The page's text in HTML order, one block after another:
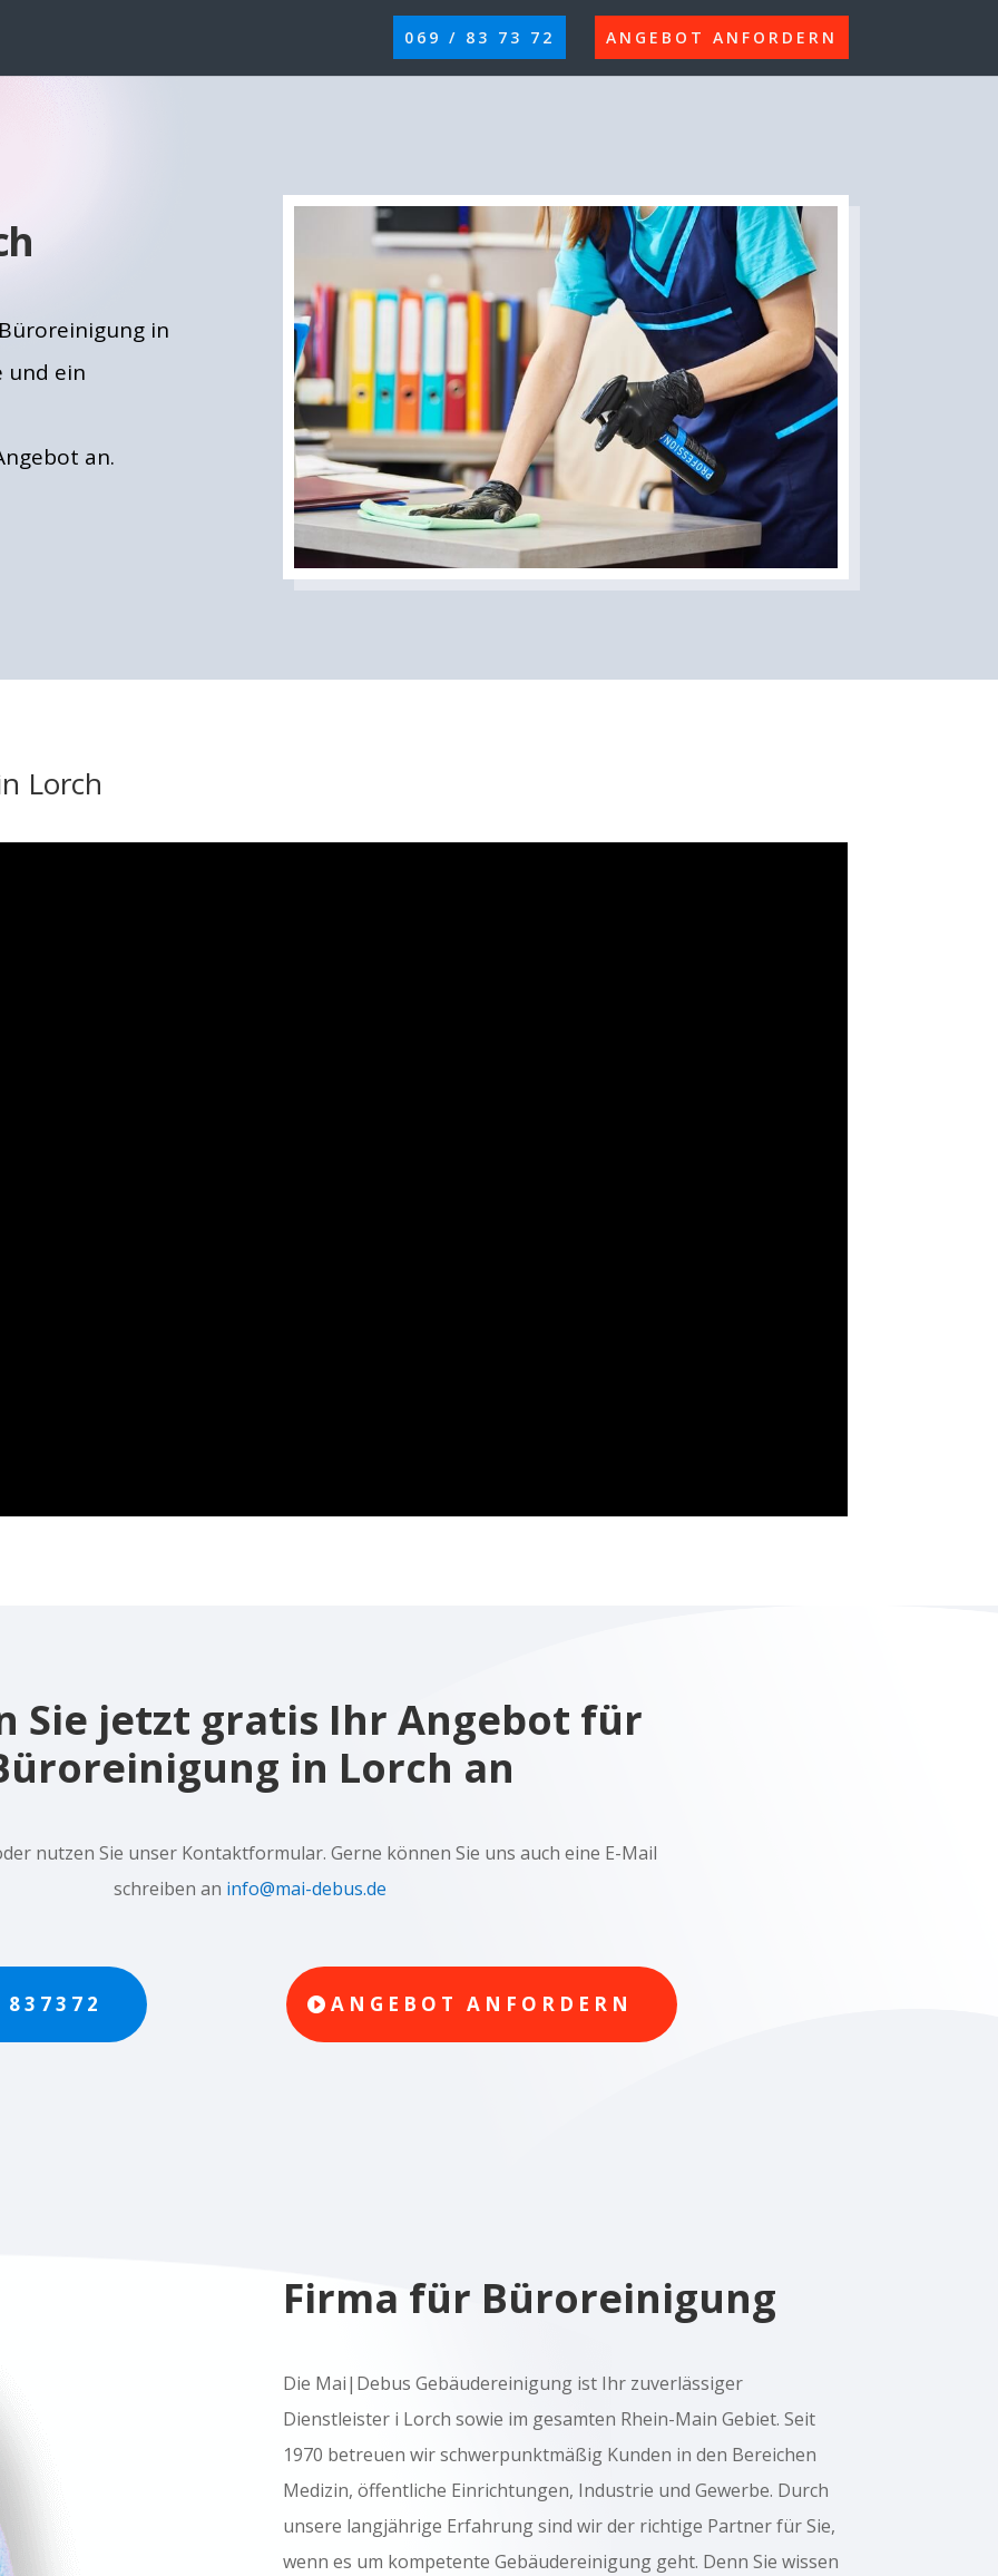
069 / 83 73 72 ANGEBOT ANFORDERN
in
und ein
an.
Lorch
Sie jetzt gratis Ihr Angebot für
in Lorch an
nutzen Sie unser Kontaktformular. Gerne können Sie uns auch eine E-Mail
schreiben an info@mai-debus.de
ANGEBOT ANFORDERN
Firma für Büroreinigung
Die Mai|Debus Gebäudereinigung ist Ihr zuverlässiger
Dienstleister i Lorch sowie im gesamten Rhein-Main Gebiet. Seit
1970 betreuen wir schwerpunktmäßig Kunden in den Bereichen
Medizin, öffentliche Einrichtungen, Industrie und Gewerbe. Durch
unsere langjährige Erfahrung sind wir der richtige Partner für Sie,
wenn es um kompetente Gebäudereinigung geht. Denn Sie wissen